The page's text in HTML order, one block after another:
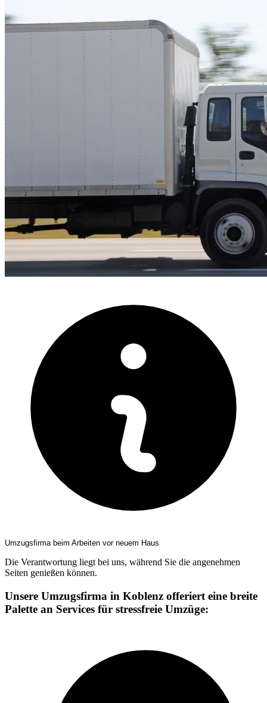
Umzugsfirma beim Arbeiten vor neuem Haus
Die Verantwortung liegt bei uns, während Sie die angenehmen
Seiten genießen können.
Unsere Umzugsfirma in Koblenz offeriert eine breite
Palette an Services für stressfreie Umzüge: